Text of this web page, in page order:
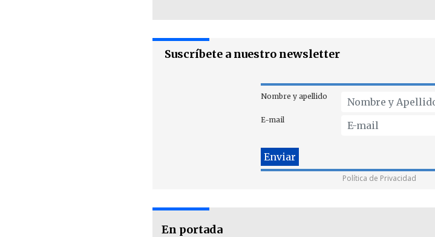
Suscríbete a nuestro newsletter
Nombre y apellido
E-mail
Política de Privacidad
En portada